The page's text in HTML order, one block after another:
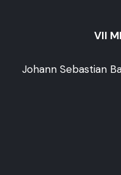
VII
Johann Sebastian